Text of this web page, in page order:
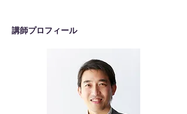
​講師プロフィール